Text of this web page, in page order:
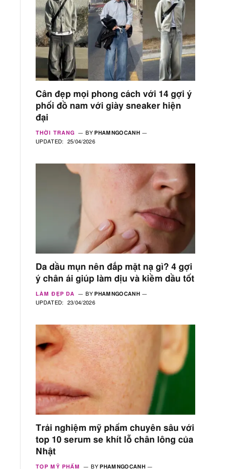
Cân đẹp mọi phong cách với 14 gợi ý
phối đồ nam với giày sneaker hiện
đại
THỜI TRANG BY PHAMNGOCANH
UPDATED:
25/04/2026
Da dầu mụn nên đắp mặt nạ gì? 4 gợi
ý chân ái giúp làm dịu và kiềm dầu tốt
LÀM ĐẸP DA BY PHAMNGOCANH
UPDATED:
23/04/2026
Trải nghiệm mỹ phẩm chuyên sâu với
top 10 serum se khít lỗ chân lông của
Nhật
TOP MỸ PHẨM BY PHAMNGOCANH